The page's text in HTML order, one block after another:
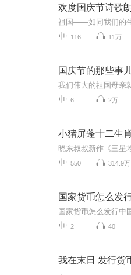
欢度国庆节诗歌
116 11万
国庆节的那些事
6 2万
550 314.9万
国家货币怎么发
2 40
我在末日 发行货